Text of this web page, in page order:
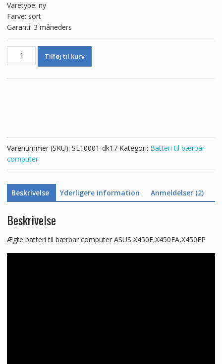
Varetype: ny
Farve: sort
Garanti: 3 måneders
Ægte
Tilføj til kurv
Varenummer (SKU): SL10001-dk17 Kategori: Batteri til bærbar
computer
Beskrivelse Yderligere information Anmeldelser (2)
Beskrivelse
Ægte batteri til bærbar computer ASUS X450E,X450EA,X450EP